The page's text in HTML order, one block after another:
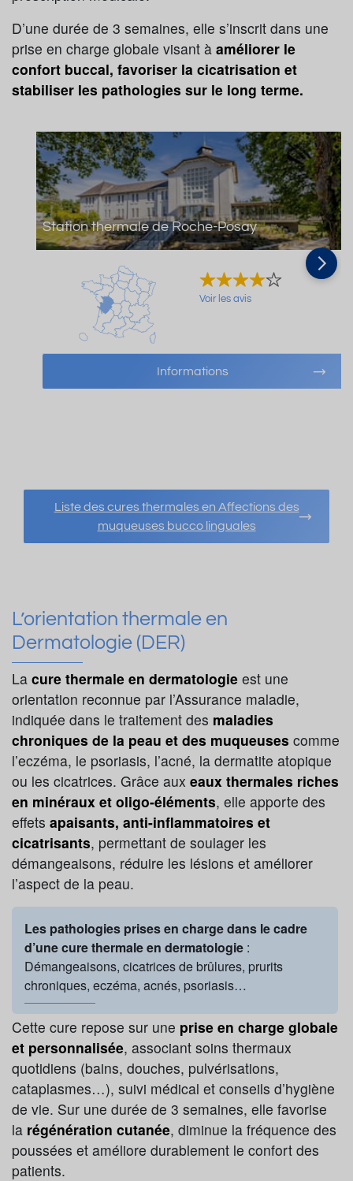
D’une durée de 3 semaines, elle s’inscrit dans une
prise en charge globale visant à améliorer le
confort buccal, favoriser la cicatrisation et
stabiliser les pathologies sur le long terme.
Station thermale de Roche-Posay
Voir les avis
Informations
Liste des cures thermales en Affections des
muqueuses bucco linguales
L’orientation thermale en
Dermatologie (DER)
La cure thermale en dermatologie est une
orientation reconnue par l’Assurance maladie,
indiquée dans le traitement des maladies
chroniques de la peau et des muqueuses comme
l’eczéma, le psoriasis, l’acné, la dermatite atopique
ou les cicatrices. Grâce aux eaux thermales riches
en minéraux et oligo-éléments, elle apporte des
effets apaisants, anti-inflammatoires et
cicatrisants, permettant de soulager les
démangeaisons, réduire les lésions et améliorer
l’aspect de la peau.
Les pathologies prises en charge dans le cadre
d’une cure thermale en dermatologie :
Démangeaisons, cicatrices de brûlures, prurits
chroniques, eczéma, acnés, psoriasis…
Cette cure repose sur une prise en charge globale
et personnalisée, associant soins thermaux
quotidiens (bains, douches, pulvérisations,
cataplasmes…), suivi médical et conseils d’hygiène
de vie. Sur une durée de 3 semaines, elle favorise
la régénération cutanée, diminue la fréquence des
poussées et améliore durablement le confort des
patients.